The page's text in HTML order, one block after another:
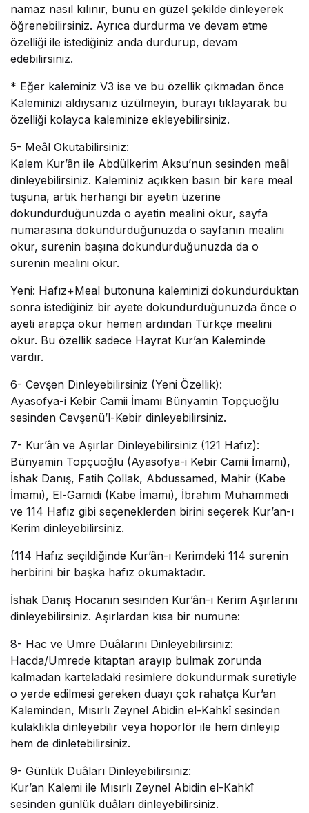
namaz nasıl kılınır, bunu en güzel şekilde dinleyerek
öğrenebilirsiniz. Ayrıca durdurma ve devam etme
özelliği ile istediğiniz anda durdurup, devam
edebilirsiniz.
* Eğer kaleminiz V3 ise ve bu özellik çıkmadan önce
Kaleminizi aldıysanız üzülmeyin, burayı tıklayarak bu
özelliği kolayca kaleminize ekleyebilirsiniz.
5- Meâl Okutabilirsiniz:
Kalem Kur’ân ile Abdülkerim Aksu’nun sesinden meâl
dinleyebilirsiniz. Kaleminiz açıkken basın bir kere meal
tuşuna, artık herhangi bir ayetin üzerine
dokundurduğunuzda o ayetin mealini okur, sayfa
numarasına dokundurduğunuzda o sayfanın mealini
okur, surenin başına dokundurduğunuzda da o
surenin mealini okur.
Yeni: Hafız+Meal butonuna kaleminizi dokundurduktan
sonra istediğiniz bir ayete dokundurduğunuzda önce o
ayeti arapça okur hemen ardından Türkçe mealini
okur. Bu özellik sadece Hayrat Kur’an Kaleminde
vardır.
6- Cevşen Dinleyebilirsiniz (Yeni Özellik):
Ayasofya-i Kebir Camii İmamı Bünyamin Topçuoğlu
sesinden Cevşenü’l-Kebir dinleyebilirsiniz.
7- Kur’ân ve Aşırlar Dinleyebilirsiniz (121 Hafız):
Bünyamin Topçuoğlu (Ayasofya-i Kebir Camii İmamı),
İshak Danış, Fatih Çollak, Abdussamed, Mahir (Kabe
İmamı), El-Gamidi (Kabe İmamı), İbrahim Muhammedi
ve 114 Hafız gibi seçeneklerden birini seçerek Kur’an-ı
Kerim dinleyebilirsiniz.
(114 Hafız seçildiğinde Kur’ân-ı Kerimdeki 114 surenin
herbirini bir başka hafız okumaktadır.
İshak Danış Hocanın sesinden Kur’ân-ı Kerim Aşırlarını
dinleyebilirsiniz. Aşırlardan kısa bir numune:
8- Hac ve Umre Duâlarını Dinleyebilirsiniz:
Hacda/Umrede kitaptan arayıp bulmak zorunda
kalmadan karteladaki resimlere dokundurmak suretiyle
o yerde edilmesi gereken duayı çok rahatça Kur’an
Kaleminden, Mısırlı Zeynel Abidin el-Kahkî sesinden
kulaklıkla dinleyebilir veya hoporlör ile hem dinleyip
hem de dinletebilirsiniz.
9- Günlük Duâları Dinleyebilirsiniz:
Kur’an Kalemi ile Mısırlı Zeynel Abidin el-Kahkî
sesinden günlük duâları dinleyebilirsiniz.